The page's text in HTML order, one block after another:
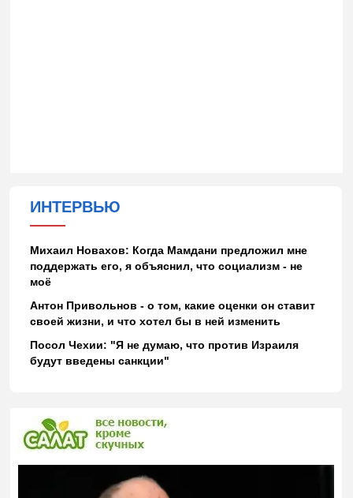
ИНТЕРВЬЮ
Михаил Новахов: Когда Мамдани предложил мне
поддержать его, я объяснил, что социализм - не
моё
Антон Привольнов - о том, какие оценки он ставит
своей жизни, и что хотел бы в ней изменить
Посол Чехии: "Я не думаю, что против Израиля
будут введены санкции"